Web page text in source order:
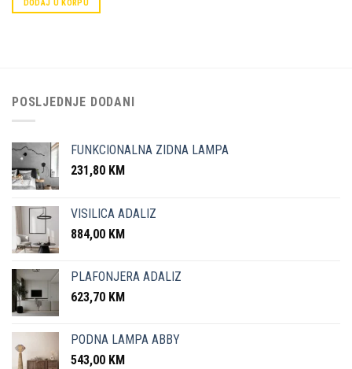
DODAJ U KORPU
POSLJEDNJE DODANI
FUNKCIONALNA ZIDNA LAMPA
231,80 KM
VISILICA ADALIZ
884,00 KM
PLAFONJERA ADALIZ
623,70 KM
PODNA LAMPA ABBY
543,00 KM